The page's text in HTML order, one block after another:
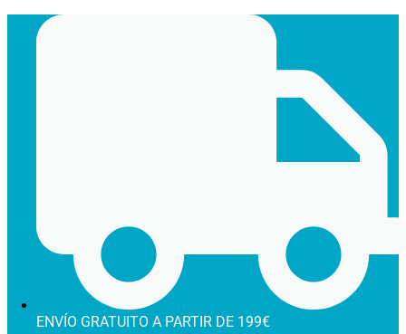
Ir
ENVÍO GRATUITO A PARTIR DE 199€